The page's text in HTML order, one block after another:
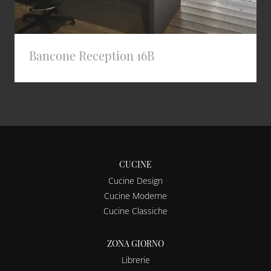
Bancone Reception 16B
CUCINE
Cucine Design
Cucine Moderne
Cucine Classiche
ZONA GIORNO
Librerie